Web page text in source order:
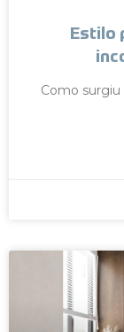
Estilo
Como